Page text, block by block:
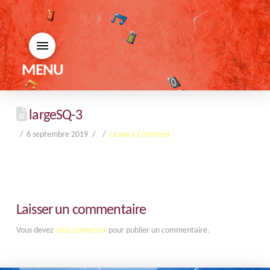
MENU
largeSQ-3
6 septembre 2019 Leave a Comment
Laisser un commentaire
Vous devez vous connecterpour publier un commentaire.